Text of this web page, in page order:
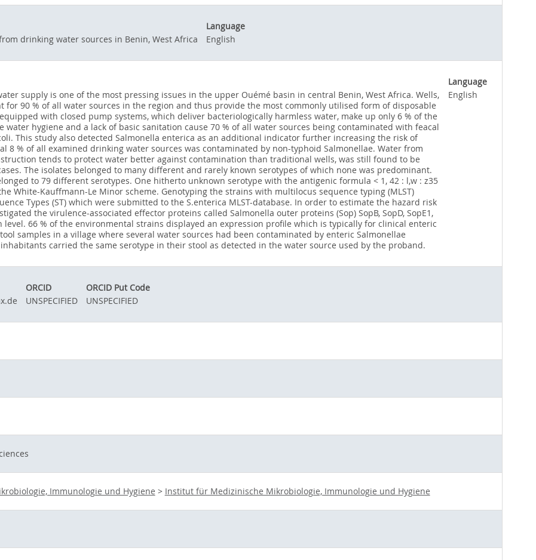
Language
drinking water sources in Benin, West Africa
English
Language
supply is one of the most pressing issues in the upper Ouémé basin in central Benin, West Africa. Wells,
for 90 % of all water sources in the region and thus provide the most commonly utilised form of disposable
with closed pump systems, which deliver bacteriologically harmless water, make up only 6 % of the
water hygiene and a lack of basic sanitation cause 70 % of all water sources being contaminated with feacal
This study also detected Salmonella enterica as an additional indicator further increasing the risk of
8 % of all examined drinking water sources was contaminated by non-typhoid Salmonellae. Water from
tends to protect water better against contamination than traditional wells, was still found to be
The isolates belonged to many different and rarely known serotypes of which none was predominant.
to 79 different serotypes. One hitherto unknown serotype with the antigenic formula < 1, 42 : l,w : z35
White-Kauffmann-Le Minor scheme. Genotyping the strains with multilocus sequence typing (MLST)
Types (ST) which were submitted to the S.enterica MLST-database. In order to estimate the hazard risk
the virulence-associated effector proteins called Salmonella outer proteins (Sop) SopB, SopD, SopE1,
level. 66 % of the environmental strains displayed an expression profile which is typically for clinical enteric
samples in a village where several water sources had been contaminated by enteric Salmonellae
carried the same serotype in their stool as detected in the water source used by the proband.
English
ORCID
ORCID Put Code
UNSPECIFIED UNSPECIFIED
Immunologie und Hygiene > Institut für Medizinische Mikrobiologie, Immunologie und Hygiene